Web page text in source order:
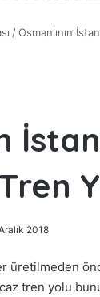
/Osmanlının
2018
üretilmeden
tren yolu